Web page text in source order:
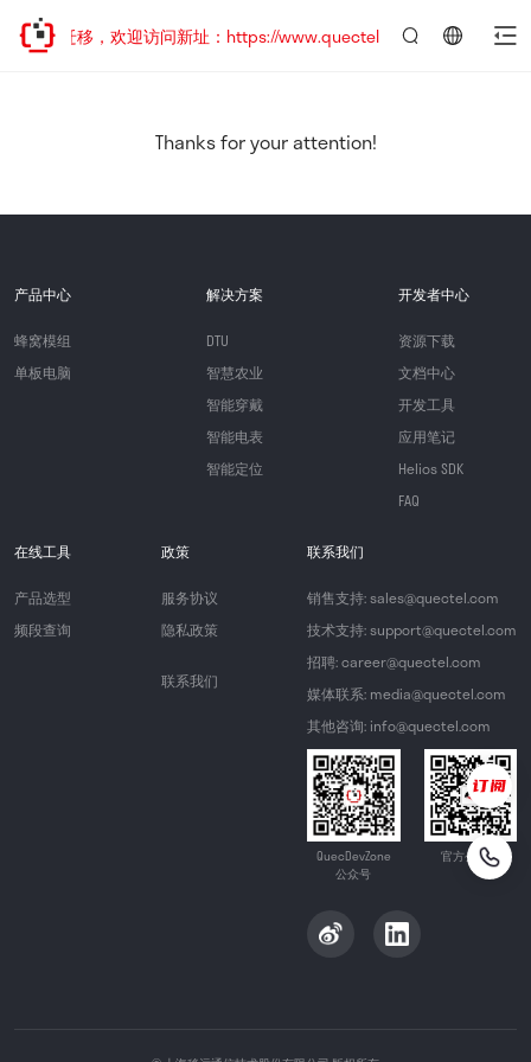
址已迁移，欢迎访问新址：https://www.quectel.com.cn
Thanks for your attention!
产品中心
蜂窝模组
单板电脑
解决方案
DTU
智慧农业
智能穿戴
智能电表
智能定位
开发者中心
资源下载
文档中心
开发工具
应用笔记
Helios SDK
FAQ
在线工具
产品选型
频段查询
政策
服务协议
隐私政策
联系我们
联系我们
销售支持: sales@quectel.com
技术支持: support@quectel.com
招聘: career@quectel.com
媒体联系: media@quectel.com
其他咨询: info@quectel.com
QuecDevZone
公众号
官方公众号